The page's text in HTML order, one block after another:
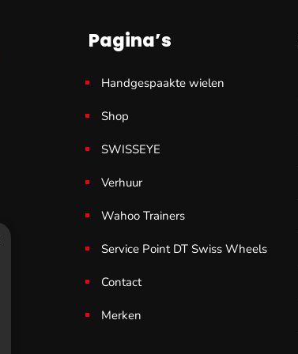
Pagina’s
Handgespaakte wielen
Shop
SWISSEYE
Verhuur
Wahoo Trainers
Service Point DT Swiss Wheels
Contact
Merken